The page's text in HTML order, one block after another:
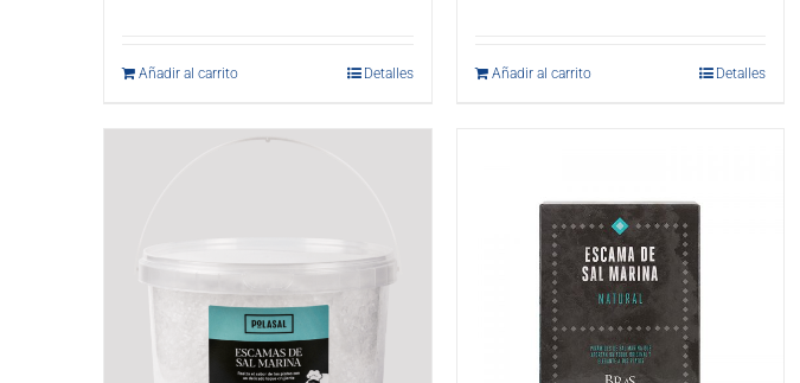
Añadir al carrito Detalles Añadir al carrito Detalles